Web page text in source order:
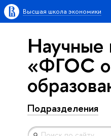
Высшая школа экономики
Научные
«ФГОС
Подразделения